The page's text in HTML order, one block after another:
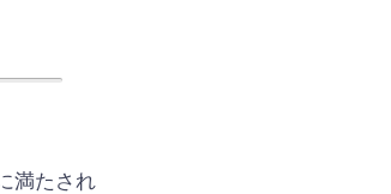
満たされ